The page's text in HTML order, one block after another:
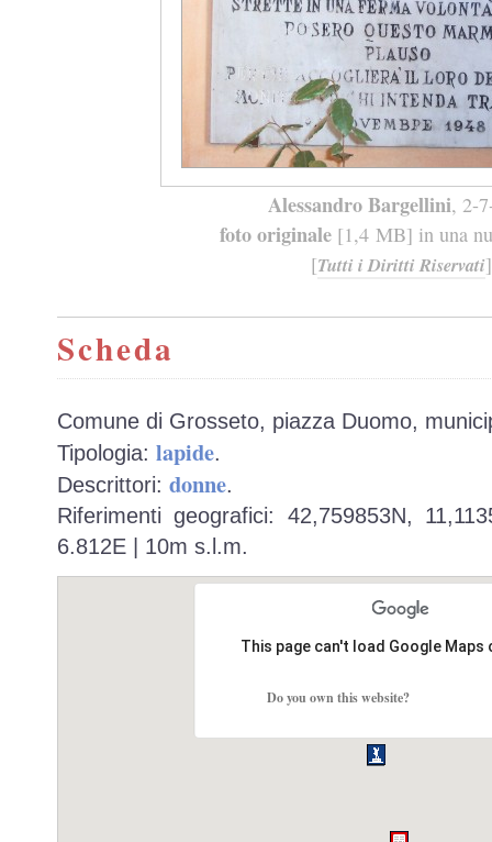
Alessandro Bargellini, 2-
foto originale[1,4 MB] in una
[Tutti i Diritti Riservati]
Scheda
Comune di Grosseto, piazza Duomo,
Tipologia: lapide.
Descrittori: donne.
Riferimenti geografici: 42,759853N,
6.812E | 10m s.l.m.
This page can't load Google
Do you own this website?